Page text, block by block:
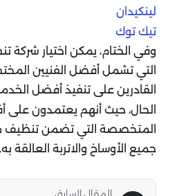
لينكيدان
تيك توك
وفي الختام، يمكن اختيار شركة
التي تشمل أفضل الفنيين
القادرين على تنفيذ أفضل
الحال، حيث أنهم يعتمدون على
المتخصصة التي تضمن تنظيف
جميع الأوساخ والاتربة العالقة به.